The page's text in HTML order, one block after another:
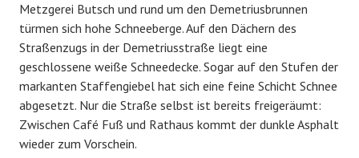
Metzgerei Butsch und rund um den Demetriusbrunnen
türmen sich hohe Schneeberge. Auf den Dächern des
Straßenzugs in der Demetriusstraße liegt eine
geschlossene weiße Schneedecke. Sogar auf den Stufen der
markanten Staffengiebel hat sich eine feine Schicht Schnee
abgesetzt. Nur die Straße selbst ist bereits freigeräumt:
Zwischen Café Fuß und Rathaus kommt der dunkle Asphalt
wieder zum Vorschein.